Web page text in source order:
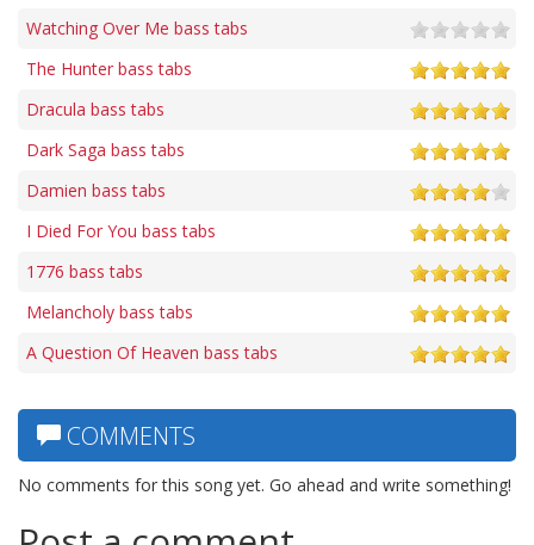
Watching Over Me bass tabs
The Hunter bass tabs
Dracula bass tabs
Dark Saga bass tabs
Damien bass tabs
I Died For You bass tabs
1776 bass tabs
Melancholy bass tabs
A Question Of Heaven bass tabs
COMMENTS
No comments for this song yet. Go ahead and write something!